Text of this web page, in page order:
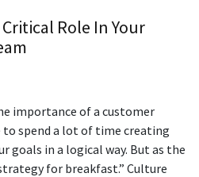
Role In Your
importance of a customer
to spend a lot of time creating
goals in a logical way. But as the
for breakfast.” Culture